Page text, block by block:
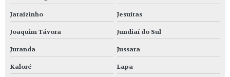
Jataizinho Jesuítas
Joaquim Távora Jundiaí do Sul
Juranda Jussara
Kaloré Lapa